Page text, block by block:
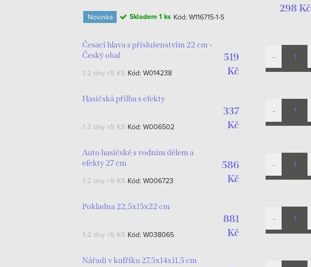
Novinka Skladem 1 ks Kód: W116715-1-S
298 Kč
Česací hlava s příslušenstvím 22 cm -
Český obal
1-2 dny >5 KS Kód: W014238
519
Kč
Hasičská přilba s efekty
1-2 dny >5 KS Kód: W006502
337
Kč
Auto hasičské s vodním dělem a
efekty 27 cm
1-2 dny >5 KS Kód: W006723
586
Kč
Pokladna 22,5x15x22 cm
1-2 dny >5 KS Kód: W038065
881
Kč
Nářadí v kufříku 27,5x14x11,5 cm